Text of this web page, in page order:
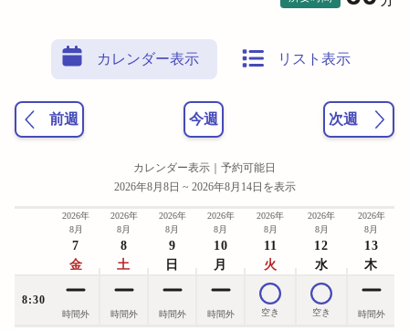
カレンダー表示 リスト表示
前週 今週 次週
カレンダー表示｜ 予約可能日
2026年8月8日 ~ 2026年8月14日を表示
2026年
8月
7
金
2026年
8月
8
土
2026年
8月
9
日
2026年
8月
10
月
2026年
8月
11
火
2026年
8月
12
水
2026年
8月
13
木
8:30
時間外 時間外 時間外 時間外 空き 空き 時間外